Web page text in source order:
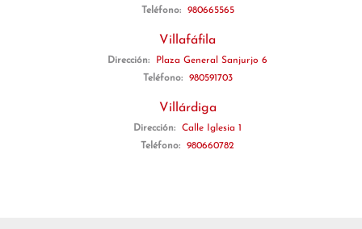
Teléfono:
980665565
Villafáfila
Dirección:
Plaza General Sanjurjo 6
Teléfono:
980591703
Villárdiga
Dirección:
Calle Iglesia 1
Teléfono:
980660782